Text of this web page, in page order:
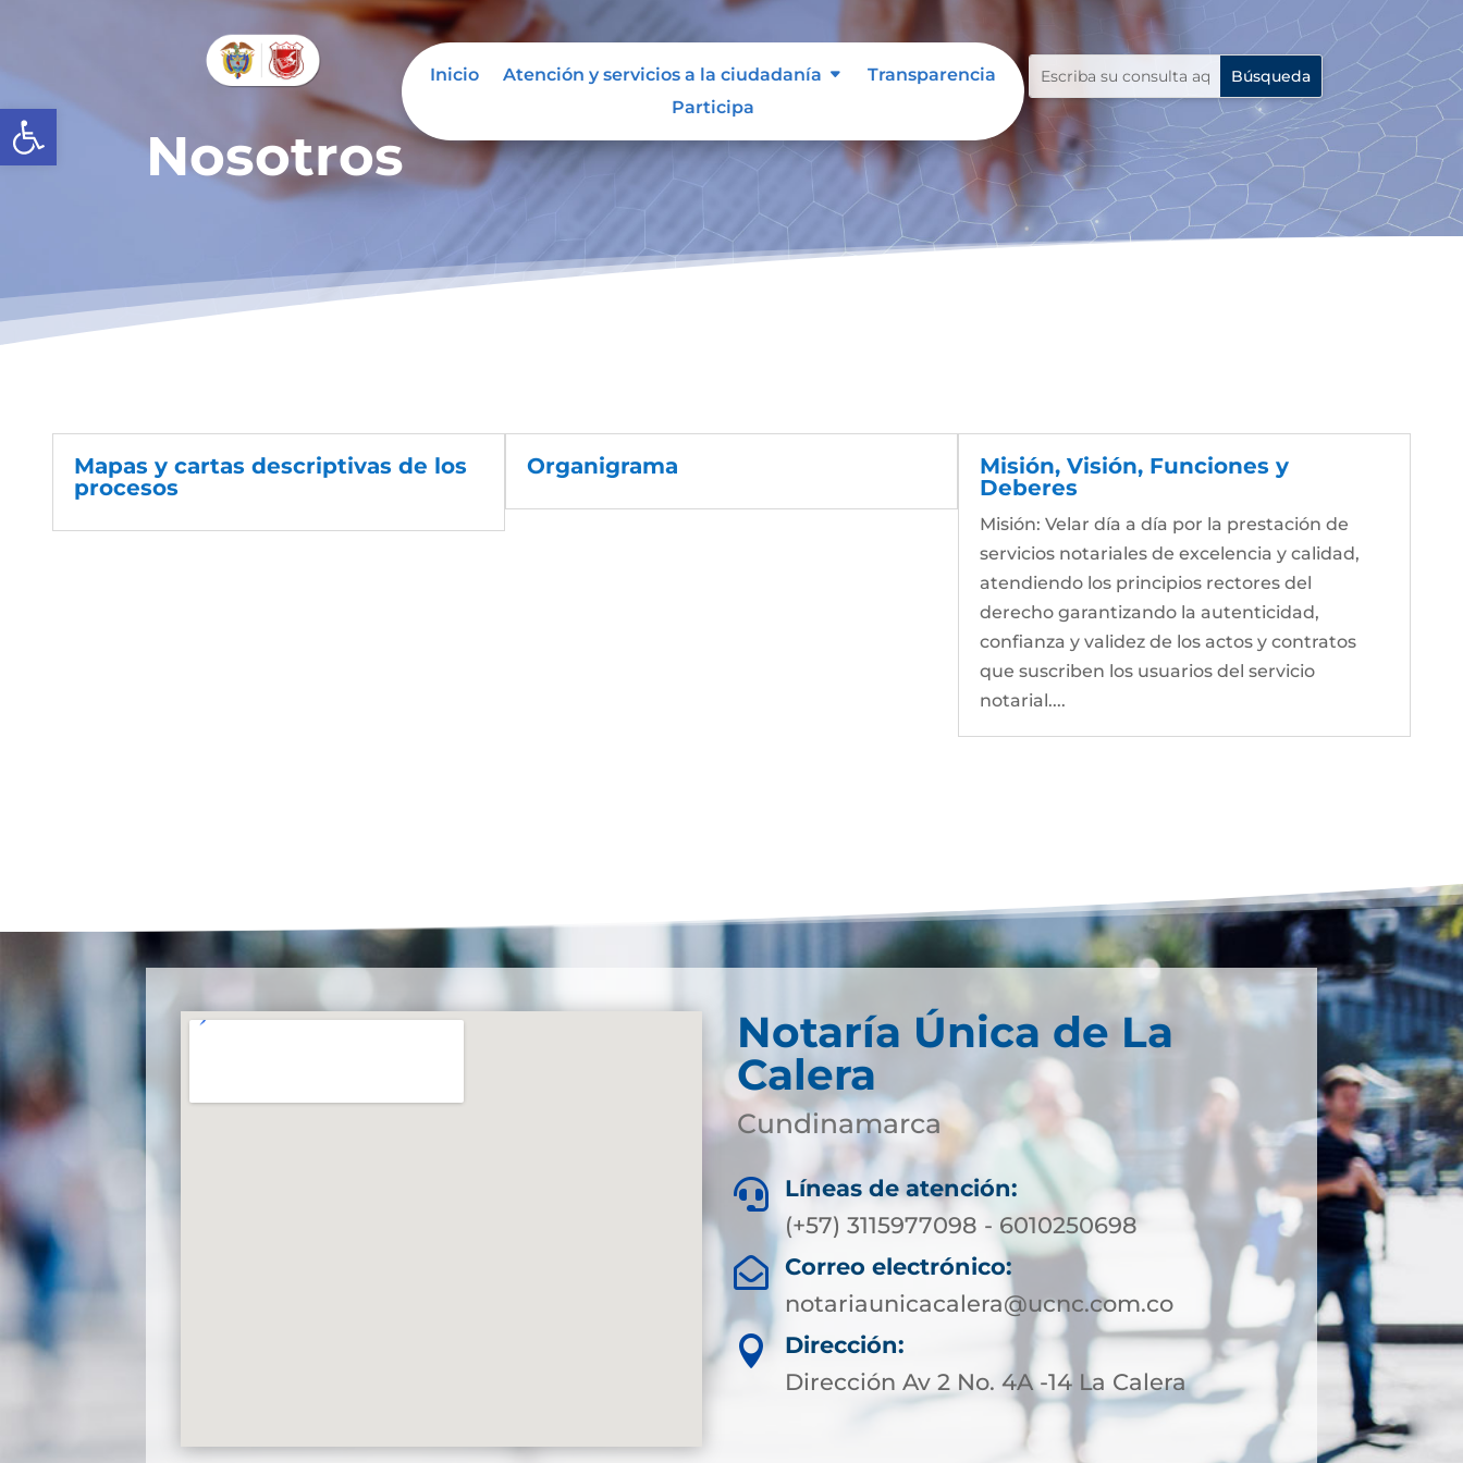
Abrir barra de herramientas
Inicio Atención y servicios a la ciudadanía
Transparencia
Participa
Nosotros
Mapas y cartas descriptivas de los
procesos
Organigrama
Misión, Visión, Funciones y
Deberes
Misión: Velar día a día por la prestación de
servicios notariales de excelencia y calidad,
atendiendo los principios rectores del
derecho garantizando la autenticidad,
confianza y validez de los actos y contratos
que suscriben los usuarios del servicio
notarial....
Notaría Única de La
Calera
Cundinamarca

Líneas de atención:
(+57) 3115977098 - 6010250698

Correo electrónico:
notariaunicacalera@ucnc.com.co

Dirección:
Dirección Av 2 No. 4A -14 La Calera